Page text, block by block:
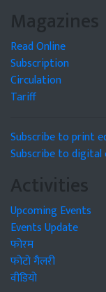
Magazines
Read Online
Subscription
Circulation
Tariff
Subscribe to print
Subscribe to
Activities
Upcoming Events
Events Update
फोरम
फोटो गैलरी
वीडियो